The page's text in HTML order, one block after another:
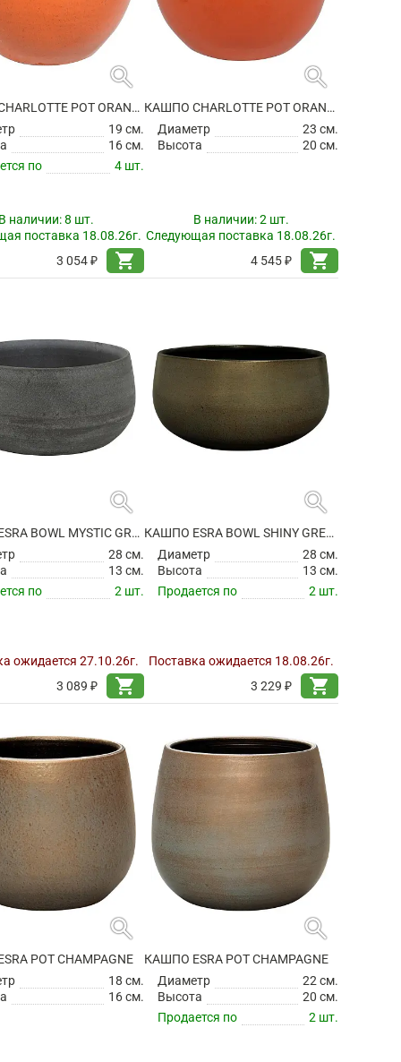
search
КАШПО CHARLOTTE POT ORANGE
19 см.
16 см.
по
4 шт.
наличии:8 шт.
поставка 18.08.26г.
3 054 ₽
shopping_cart
search
КАШПО CHARLOTTE POT ORANGE
Диаметр
23 см.
Высота
20 см.
В наличии:2 шт.
Следующая поставка 18.08.26г.
4 545 ₽
shopping_cart
search
КАШПО ESRA BOWL MYSTIC GREY
28 см.
13 см.
по
2 шт.
ожидается 27.10.26г.
3 089 ₽
shopping_cart
search
КАШПО ESRA BOWL SHINY GREEN
Диаметр
28 см.
Высота
13 см.
Продается по
2 шт.
Поставка ожидается 18.08.26г.
3 229 ₽
shopping_cart
search
POT CHAMPAGNE
18 см.
16 см.
search
КАШПО ESRA POT CHAMPAGNE
Диаметр
22 см.
Высота
20 см.
Продается по
2 шт.